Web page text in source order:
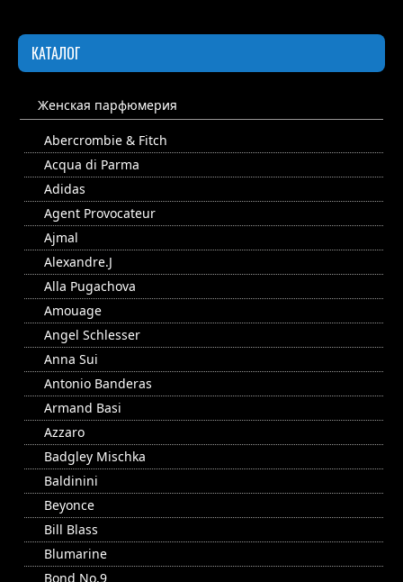
КАТАЛОГ
Женская парфюмерия
Abercrombie & Fitch
Acqua di Parma
Adidas
Agent Provocateur
Ajmal
Alexandre.J
Alla Pugachova
Amouage
Angel Schlesser
Anna Sui
Antonio Banderas
Armand Basi
Azzaro
Badgley Mischka
Baldinini
Beyonce
Bill Blass
Blumarine
Bond No.9